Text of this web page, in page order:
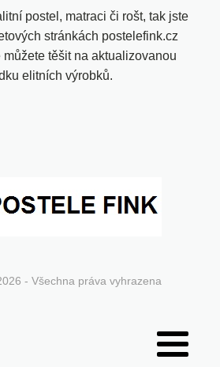
postel, matraci či rošt, tak jste
stránkách postelefink.cz
těšit na aktualizovanou
elitních výrobků.
- Všechna práva vyhrazena